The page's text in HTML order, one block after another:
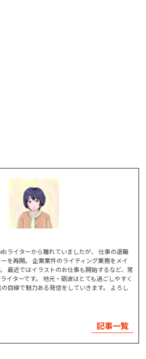
ライターから離れていましたが、 仕事の退職
を再開。 企業案件のライティング業務をメイ
最近ではイラストのお仕事も開始するなど、常
イターです。 地元・砺波はとても過ごしやすく
目線で魅力ある発信をしていきます。 よろし
記事一覧